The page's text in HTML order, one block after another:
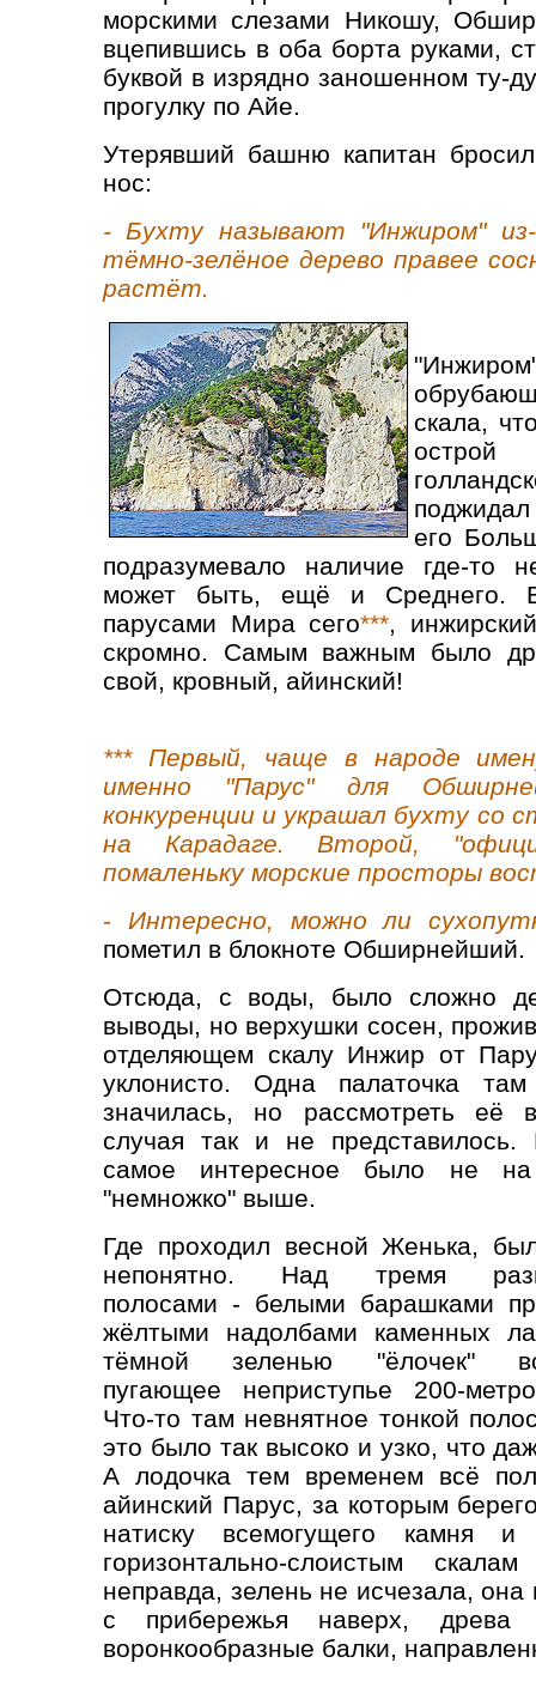
морскими слезами Никошу,
вцепившись в оба борта руками,
буквой в изрядно заношенном ту-
прогулку по Айе.
Утерявший башню капитан
нос:
- Бухту называют "Инжиром"
тёмно-зелёное дерево правее
растёт.
скала,
его
подразумевало наличие где-то
может быть, ещё и Среднего.
парусами Мира сего***,
скромно.
Самым важным было
свой, кровный, айинский!
*** Первый, чаще в народе
именно "Парус" для
конкуренции и украшал бухту со
на Карадаге. Второй,
помаленьку морские просторы
- Интересно, можно ли
пометил в блокноте Обширнейший.
Отсюда, с воды, было сложно
выводы, но верхушки сосен,
отделяющем скалу Инжир от
уклонисто. Одна палаточка
значилась, но рассмотреть её
случая так и не представилось.
самое интересное было не
"немножко" выше.
Где проходил весной Женька,
непонятно. Над тремя
полосами - белыми барашками
жёлтыми надолбами каменных
тёмной зеленью "ёлочек"
пугающее неприступье 200-
Что-то там невнятное тонкой
это было так высоко и узко, что
А лодочка тем временем всё
айинский Парус, за которым
натиску всемогущего камня
горизонтально-слоистым
неправда, зелень не исчезала,
с прибережья наверх, древа
воронкообразные балки,